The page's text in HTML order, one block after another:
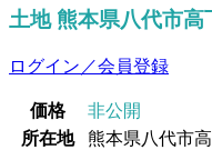
土地 熊本県八代市高
ログイン／会員登録
価格
非公開
所在地
熊本県八代市